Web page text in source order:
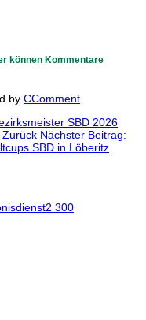
können Kommentare
by CComment
SBD 2026
Zurück Nächster Beitrag:
SBD in Löberitz